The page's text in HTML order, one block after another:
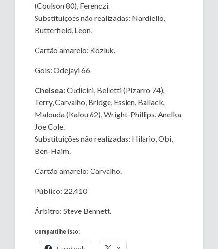
(Coulson 80), Ferenczi.
Substituições não realizadas: Nardiello,
Butterfield, Leon.
Cartão amarelo: Kozluk.
Gols: Odejayi 66.
Chelsea:Cudicini, Belletti (Pizarro 74),
Terry, Carvalho, Bridge, Essien, Ballack,
Malouda (Kalou 62), Wright-Phillips, Anelka,
Joe Cole.
Substituições não realizadas: Hilario, Obi,
Ben-Haim.
Cartão amarelo: Carvalho.
Público: 22,410
Árbitro: Steve Bennett.
Compartilhe isso: